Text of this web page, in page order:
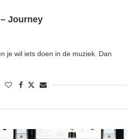
– Journey
je wil iets doen in de muziek. Dan